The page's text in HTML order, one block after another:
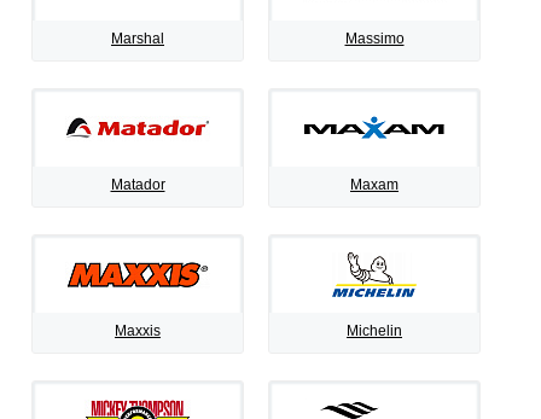
Marshal Massimo
Matador Maxam
Maxxis Michelin